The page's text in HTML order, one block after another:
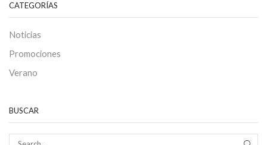
CATEGORÍAS
Noticias
Promociones
Verano
BUSCAR